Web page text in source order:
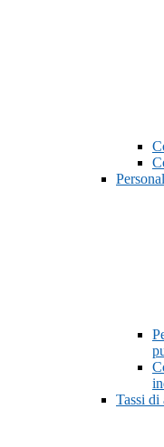
Tassi di